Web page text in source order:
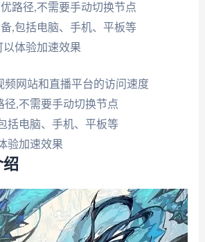
路径,不需要手动切换节点
,包括电脑、手机、平板等
以体验加速效果
频网站和直播平台的访问速度
径,不需要手动切换节点
括电脑、手机、平板等
验加速效果
绍